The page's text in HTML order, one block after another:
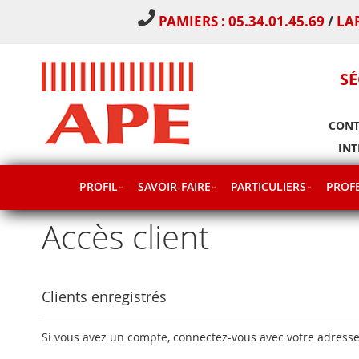
PAMIERS : 05.34.01.45.69/
PROFIL SAVOIR-FAIRE PARTICULIERS
Accès client
Clients enregistrés
Si vous avez un compte, connectez-vous avec votre